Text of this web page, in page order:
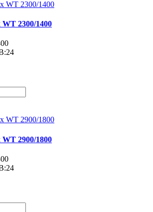
2300/1400
24
2900/1800
24